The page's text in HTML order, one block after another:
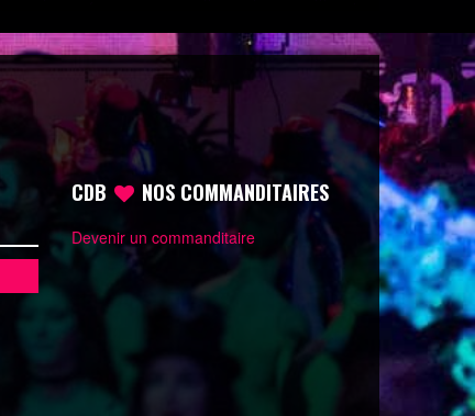
CDB NOS COMMANDITAIRES
Devenir un commanditaire